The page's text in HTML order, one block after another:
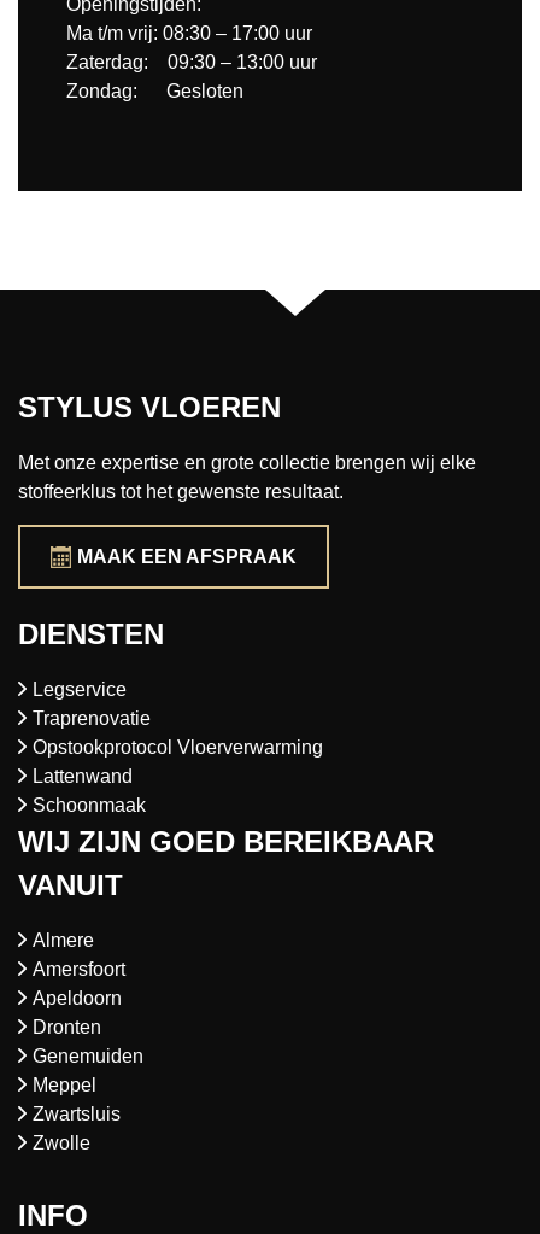
Openingstijden:
Ma t/m vrij: 08:30 – 17:00 uur
Zaterdag: 09:30 – 13:00 uur
Zondag: Gesloten
STYLUS VLOEREN
Met onze expertise en grote collectie brengen wij elke
stoffeerklus tot het gewenste resultaat.
MAAK EEN AFSPRAAK
DIENSTEN
Legservice
Traprenovatie
Opstookprotocol Vloerverwarming
Lattenwand
Schoonmaak
WIJ ZIJN GOED BEREIKBAAR
VANUIT
Almere
Amersfoort
Apeldoorn
Dronten
Genemuiden
Meppel
Zwartsluis
Zwolle
INFO